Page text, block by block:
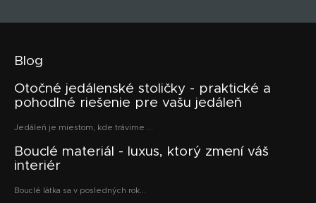
Blog
Otočné jedálenské stoličky - praktické a
pohodlné riešenie pre vašu jedáleň
Jedáleň je miestom, kde trávime ...
Bouclé materiál - luxus, ktorý zmení váš
interiér
Bouclé látka sa v posledných rok...